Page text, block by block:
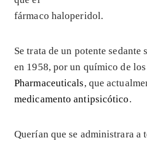
fármaco haloperidol.
Se trata de un potente
en 1958, por un químico de
Pharmaceuticals, que
medicamento antipsicótico.
Querían que se administrara a